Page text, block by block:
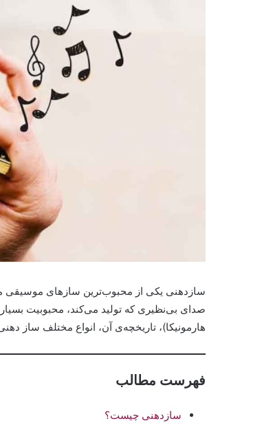
سازدهنی یکی از محبوب‌ترین سازهای
صدای بی‌نظیری که تولید می‌کند، محبوبیت
هارمونیکا)، تاریخچه‌ی آن، انواع مختلف ساز
فهرست مطالب
سازدهنی چیست؟